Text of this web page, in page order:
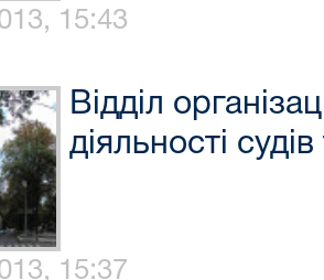
15:43
Відділ
діяльності
15:37